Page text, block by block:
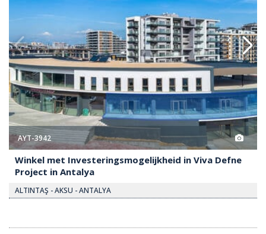
AYT-3942
Winkel met Investeringsmogelijkheid in Viva Defne
Project in Antalya
ALTINTAŞ - AKSU - ANTALYA